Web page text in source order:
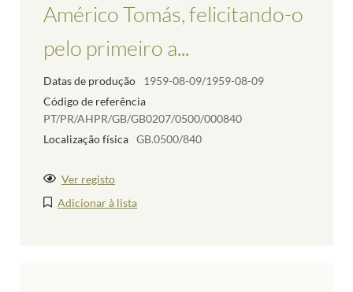
Américo Tomás, felicitando-o
pelo primeiro a...
Datas de produção
1959-08-09/1959-08-09
Código de referência
PT/PR/AHPR/GB/GB0207/0500/000840
Localização física GB.0500/840
Ver registo
Adicionar à lista